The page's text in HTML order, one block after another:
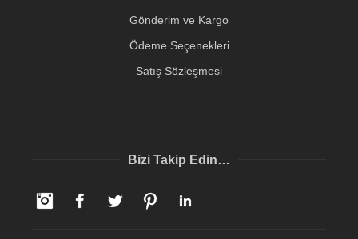
Gönderim ve Kargo
Ödeme Seçenekleri
Satış Sözleşmesi
Bizi Takip Edin…
InstagramFacebookTwitter Pinterest